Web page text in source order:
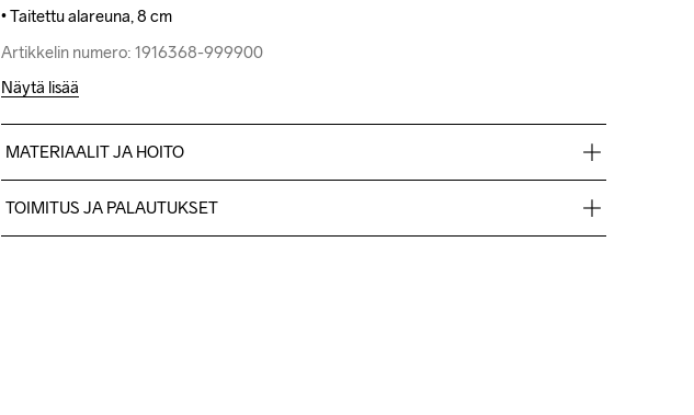
• Taitettu alareuna, 8 cm
Artikkelin numero: 1916368-999900
• Taitettu alareuna, 8 cm
Artikkelin numero: 1916368-999900
Näytä lisää
MATERIAALIT JA HOITO
TOIMITUS JA PALAUTUKSET